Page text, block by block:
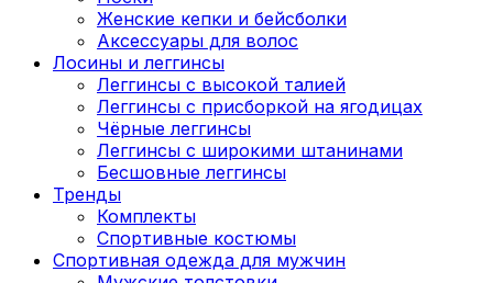
Женские кепки и бейсболки
Аксессуары для волос
Лосины и леггинсы
Леггинсы с высокой талией
Леггинсы с присборкой на ягодицах
Чёрные леггинсы
Леггинсы с широкими штанинами
Бесшовные леггинсы
Тренды
Комплекты
Спортивные костюмы
Спортивная одежда для мужчин